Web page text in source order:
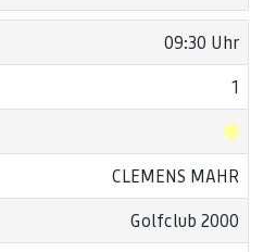
09:30 Uhr
1
CLEMENS MAHR
Golfclub 2000